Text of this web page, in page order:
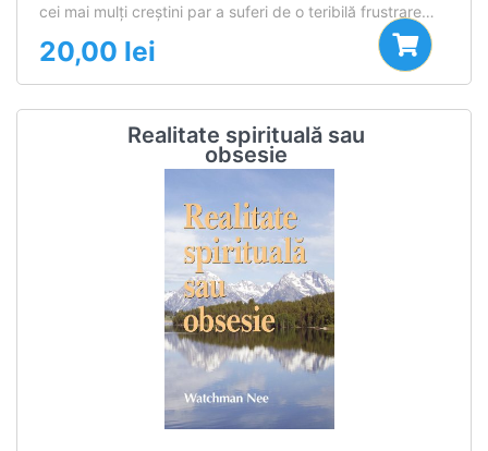
cei mai mulţi creştini par a suferi de o teribilă frustrare…
20,00 lei
Realitate spirituală sau
obsesie